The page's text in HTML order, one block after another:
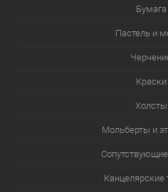
Бумага
Пастель и
Краски
Холсты
Мольберты и
Канцелярские